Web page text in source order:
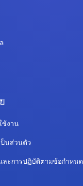
ช้งาน
ป็นส่วนตัว
ละการปฏิบัติตามข้อกำหนด